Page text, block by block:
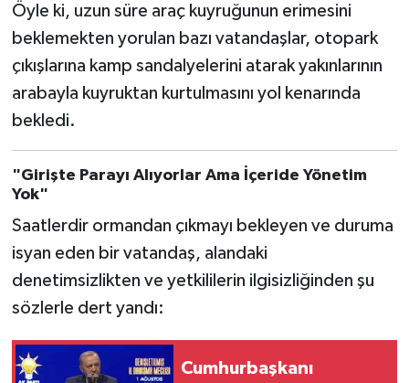
Öyle ki, uzun süre araç kuyruğunun erimesini
beklemekten yorulan bazı vatandaşlar, otopark
çıkışlarına kamp sandalyelerini atarak yakınlarının
arabayla kuyruktan kurtulmasını yol kenarında
bekledi.
"Girişte Parayı Alıyorlar Ama İçeride Yönetim
Yok"
Saatlerdir ormandan çıkmayı bekleyen ve duruma
isyan eden bir vatandaş, alandaki
denetimsizlikten ve yetkililerin ilgisizliğinden şu
sözlerle dert yandı:
Cumhurbaşkanı